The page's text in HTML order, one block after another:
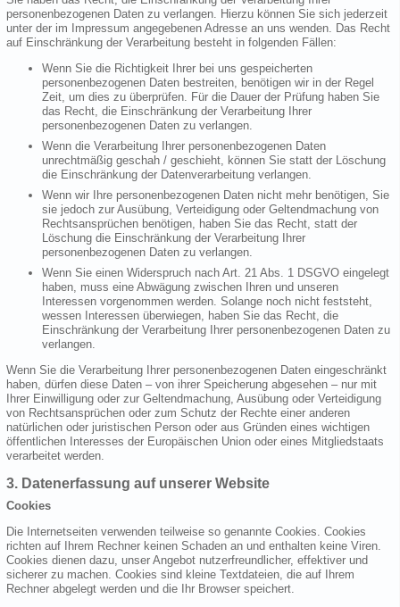
personenbezogenen Daten zu verlangen. Hierzu können Sie sich jederzeit
unter der im Impressum angegebenen Adresse an uns wenden. Das Recht
auf Einschränkung der Verarbeitung besteht in folgenden Fällen:
Wenn Sie die Richtigkeit Ihrer bei uns gespeicherten
personenbezogenen Daten bestreiten, benötigen wir in der Regel
Zeit, um dies zu überprüfen. Für die Dauer der Prüfung haben Sie
das Recht, die Einschränkung der Verarbeitung Ihrer
personenbezogenen Daten zu verlangen.
Wenn die Verarbeitung Ihrer personenbezogenen Daten
unrechtmäßig geschah / geschieht, können Sie statt der Löschung
die Einschränkung der Datenverarbeitung verlangen.
Wenn wir Ihre personenbezogenen Daten nicht mehr benötigen, Sie
sie jedoch zur Ausübung, Verteidigung oder Geltendmachung von
Rechtsansprüchen benötigen, haben Sie das Recht, statt der
Löschung die Einschränkung der Verarbeitung Ihrer
personenbezogenen Daten zu verlangen.
Wenn Sie einen Widerspruch nach Art. 21 Abs. 1 DSGVO eingelegt
haben, muss eine Abwägung zwischen Ihren und unseren
Interessen vorgenommen werden. Solange noch nicht feststeht,
wessen Interessen überwiegen, haben Sie das Recht, die
Einschränkung der Verarbeitung Ihrer personenbezogenen Daten zu
verlangen.
Wenn Sie die Verarbeitung Ihrer personenbezogenen Daten eingeschränkt
haben, dürfen diese Daten – von ihrer Speicherung abgesehen – nur mit
Ihrer Einwilligung oder zur Geltendmachung, Ausübung oder Verteidigung
von Rechtsansprüchen oder zum Schutz der Rechte einer anderen
natürlichen oder juristischen Person oder aus Gründen eines wichtigen
öffentlichen Interesses der Europäischen Union oder eines Mitgliedstaats
verarbeitet werden.
3. Datenerfassung auf unserer Website
Cookies
Die Internetseiten verwenden teilweise so genannte Cookies. Cookies
richten auf Ihrem Rechner keinen Schaden an und enthalten keine Viren.
Cookies dienen dazu, unser Angebot nutzerfreundlicher, effektiver und
sicherer zu machen. Cookies sind kleine Textdateien, die auf Ihrem
Rechner abgelegt werden und die Ihr Browser speichert.